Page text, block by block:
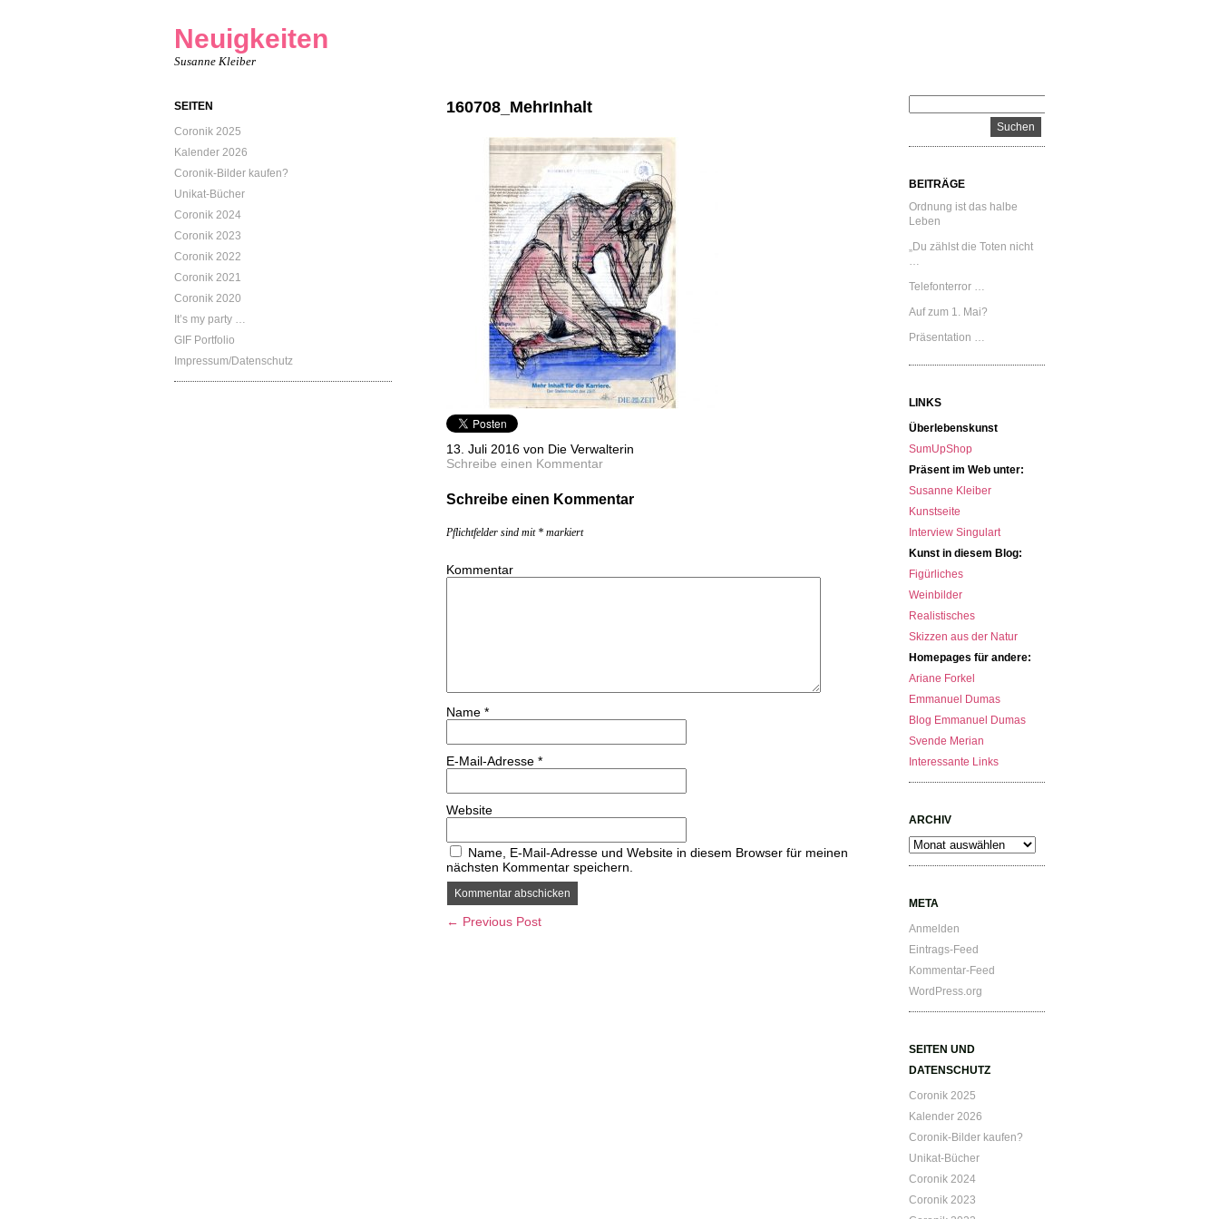
Neuigkeiten
Susanne Kleiber
SEITEN
Coronik 2025
Kalender 2026
Coronik-Bilder kaufen?
Unikat-Bücher
Coronik 2024
Coronik 2023
Coronik 2022
Coronik 2021
Coronik 2020
It’s my party …
GIF Portfolio
Impressum/Datenschutz
160708_MehrInhalt
13. Juli 2016 von Die Verwalterin
Schreibe einen Kommentar
Schreibe einen Kommentar
Pflichtfelder sind mit * markiert
Kommentar
Name *
E-Mail-Adresse *
Website
Name, E-Mail-Adresse und Website in diesem Browser für meinen
nächsten Kommentar speichern.
← Previous Post
BEITRÄGE
Ordnung ist das halbe
Leben
„Du zählst die Toten nicht
…
Telefonterror …
Auf zum 1. Mai?
Präsentation …
LINKS
Überlebenskunst
SumUpShop
Präsent im Web unter:
Susanne Kleiber
Kunstseite
Interview Singulart
Kunst in diesem Blog:
Figürliches
Weinbilder
Realistisches
Skizzen aus der Natur
Homepages für andere:
Ariane Forkel
Emmanuel Dumas
Blog Emmanuel Dumas
Svende Merian
Interessante Links
ARCHIV
Archiv
META
Anmelden
Eintrags-Feed
Kommentar-Feed
WordPress.org
SEITEN UND
DATENSCHUTZ
Coronik 2025
Kalender 2026
Coronik-Bilder kaufen?
Unikat-Bücher
Coronik 2024
Coronik 2023